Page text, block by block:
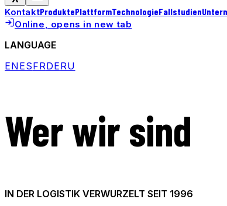
KontaktProduktePlattformTechnologieFallstudien
Online, opens in new tab
LANGUAGE
ENESFRDERU
Wer wir sind
IN DER LOGISTIK VERWURZELT SEIT 1996